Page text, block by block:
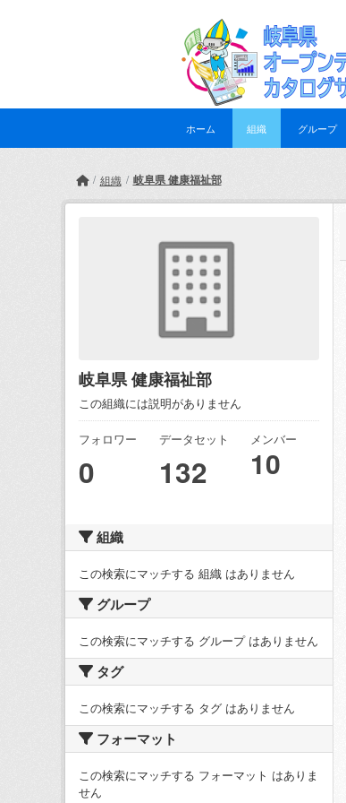
ホーム 組織 グループ
組織 岐阜県 健康福祉部
岐阜県 健康福祉部
この組織には説明がありません
フォロワー
0
データセット
132
メンバー
10
組織
この検索にマッチする 組織 はありません
グループ
この検索にマッチする グループ はありません
タグ
この検索にマッチする タグ はありません
フォーマット
この検索にマッチする フォーマット はありま
せん